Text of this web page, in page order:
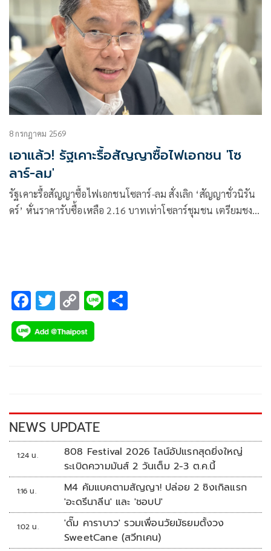
8 กรกฎาคม 2569
เอาแล้ว! รัฐเคาะรื้อสัญญาซื้อไฟเอกชน 'โซ
ลาร์-ลม'
รัฐเคาะรื้อสัญญาซื้อไฟเอกชนโซลาร์-ลม สั่งเลิก ‘สัญญาชั่วนิรัน
ดร์’ หั่นราคารับซื้อเหลือ 2.16 บาทเท่าโซลาร์ชุมชน เตรียมชง
F
ac
e
k
T
wi
tt
C
o
p
k
Li
NEWS UPDATE
1:24 น.
808 Festival 2026 ไลน์อัปแรกสุดยิ่งใหญ่
ระเบิดความมันส์ 2 วันเต็ม 2-3 ต.ค.นี้
1:16 น.
M4 คัมแบคตามสัญญา! ปล่อย 2 ซิงเกิลแรก
'อะดรีนาลีน' และ 'ชอบU'
1:02 น.
'ดั๊ม คาราบาว' รวมเพื่อนวัยมัธยมตั้งวง
SweetCane (สวีทเคน)